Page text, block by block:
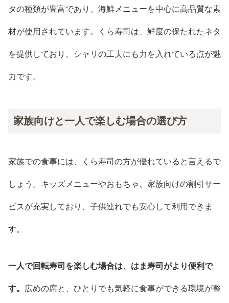
タの種類が豊富であり、海鮮メニューを中心に高品質な素
材が使用されています。くら寿司は、鮮度の保たれたネタ
を提供しており、シャリの工夫にも力を入れている点が魅
力です。
家族向けと一人で楽しむ場合の選び方
家族での食事には、くら寿司の方が優れていると言えるで
しょう。キッズメニューやおもちゃ、家族向けの割引サー
ビスが充実しており、子供連れでも安心して利用できま
す。
一人で回転寿司を楽しむ場合は、はま寿司がより便利で
す。 広めの席と、ひとりでも気軽に食事ができる環境が整